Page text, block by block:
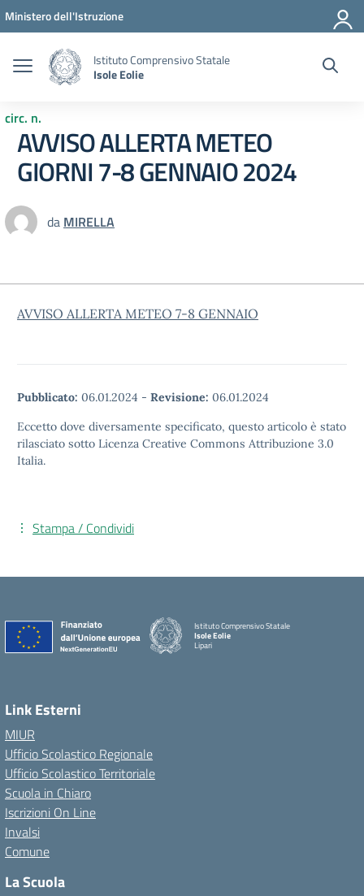
Vai ai contenuti
Vai al menu di navigazione
Vai al footer
Ministero dell'Istruzione
Istituto Comprensivo Statale
Isole Eolie
circ. n.
AVVISO ALLERTA METEO
GIORNI 7-8 GENNAIO 2024
da MIRELLA
AVVISO ALLERTA METEO 7-8 GENNAIO
Pubblicato: 06.01.2024 - Revisione: 06.01.2024
Eccetto dove diversamente specificato, questo articolo è stato
rilasciato sotto Licenza Creative Commons Attribuzione 3.0
Italia.
Stampa / Condividi
Istituto Comprensivo Statale
Isole Eolie
Lipari
Link Esterni
MIUR
Ufficio Scolastico Regionale
Ufficio Scolastico Territoriale
Scuola in Chiaro
Iscrizioni On Line
Invalsi
Comune
La Scuola